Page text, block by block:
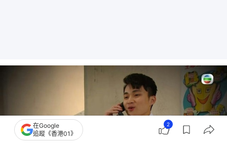
在Google
追蹤《香港01》
2